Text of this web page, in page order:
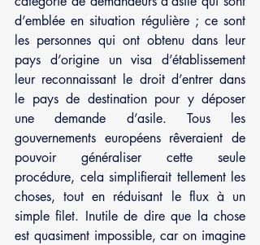
d’emblée en situation régulière ; ce sont
les personnes qui ont obtenu dans leur
pays d’origine un visa d’établissement
leur reconnaissant le droit d’entrer dans
le pays de destination pour y déposer
une demande d’asile. Tous les
gouvernements européens rêveraient de
pouvoir généraliser cette seule
procédure, cela simplifierait tellement les
choses, tout en réduisant le flux à un
simple filet. Inutile de dire que la chose
est quasiment impossible, car on imagine